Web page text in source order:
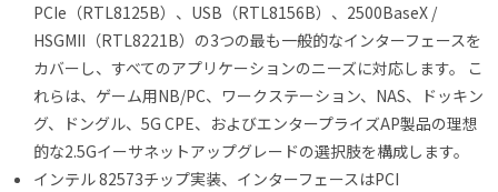
PCIe（RTL8125B）、USB（RTL8156B）、2500BaseX /
HSGMII（RTL8221B）の3つの最も一般的なインターフェースを
カバーし、すべてのアプリケーションのニーズに対応します。 こ
れらは、ゲーム用NB/PC、ワークステーション、NAS、ドッキン
グ、ドングル、5G CPE、およびエンタープライズAP製品の理想
的な2.5Gイーサネットアップグレードの選択肢を構成します。
インテル 82573チップ実装、インターフェースはPCI